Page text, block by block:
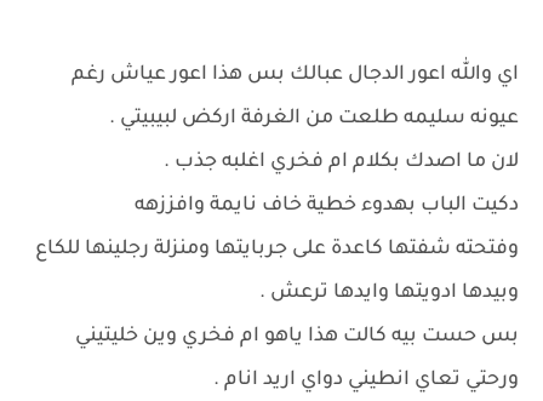
اي والله اعور الدجال عبالك بس هذا اعور عياش رغم
عيونه سليمه طلعت من الغرفة اركض لبيبيتي .
لان ما اصدك بكلام ام فخري اغلبه جذب .
دكيت الباب بهدوء خطية خاف نايمة وافززهه
وفتحته شفتها كاعدة على جربايتها ومنزلة رجلينها للكاع
وبيدها ادويتها وايدها ترعش .
بس حست بيه كالت هذا ياهو ام فخري وين خليتيني
ورحتي تعاي انطيني دواي اريد انام .